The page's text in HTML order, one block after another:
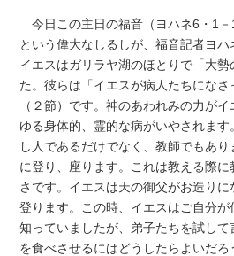
今日この主日の福音（ヨハネ6・1
という偉大なしるしが、福音記者ヨハ
イエスはガリラヤ湖のほとりで「大勢
た。彼らは「イエスが病人たちになさ
（２節）です。神のあわれみの力が
ゆる身体的、霊的な病がいやされま
し人であるだけでなく、教師でもあ
に登り、座ります。これは教える際
さです。イエスは天の御父がお造り
登ります。この時、イエスはご自分
知っていましたが、弟子たちを試し
を食べさせるにはどうしたらよいだ